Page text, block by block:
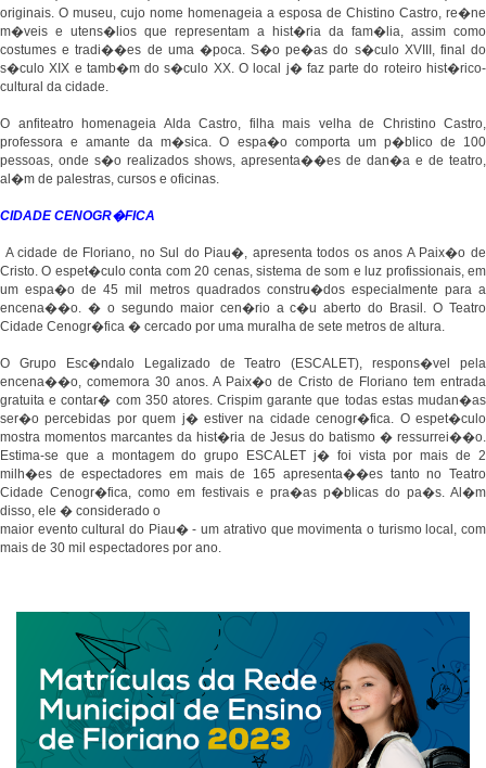
originais. O museu, cujo nome homenageia a esposa de Chistino Castro, re�ne
m�veis e utens�lios que representam a hist�ria da fam�lia, assim como
costumes e tradi��es de uma �poca. S�o pe�as do s�culo XVIII, final do
s�culo XIX e tamb�m do s�culo XX. O local j� faz parte do roteiro hist�rico-
cultural da cidade.
O anfiteatro homenageia Alda Castro, filha mais velha de Christino Castro,
professora e amante da m�sica. O espa�o comporta um p�blico de 100
pessoas, onde s�o realizados shows, apresenta��es de dan�a e de teatro,
al�m de palestras, cursos e oficinas.
CIDADE CENOGR�FICA
A cidade de Floriano, no Sul do Piau�, apresenta todos os anos A Paix�o de
Cristo. O espet�culo conta com 20 cenas, sistema de som e luz profissionais, em
um espa�o de 45 mil metros quadrados constru�dos especialmente para a
encena��o. � o segundo maior cen�rio a c�u aberto do Brasil. O Teatro
Cidade Cenogr�fica � cercado por uma muralha de sete metros de altura.
O Grupo Esc�ndalo Legalizado de Teatro (ESCALET), respons�vel pela
encena��o, comemora 30 anos. A Paix�o de Cristo de Floriano tem entrada
gratuita e contar� com 350 atores. Crispim garante que todas estas mudan�as
ser�o percebidas por quem j� estiver na cidade cenogr�fica. O espet�culo
mostra momentos marcantes da hist�ria de Jesus do batismo � ressurrei��o.
Estima-se que a montagem do grupo ESCALET j� foi vista por mais de 2
milh�es de espectadores em mais de 165 apresenta��es tanto no Teatro
Cidade Cenogr�fica, como em festivais e pra�as p�blicas do pa�s. Al�m
disso, ele � considerado o
maior evento cultural do Piau� - um atrativo que movimenta o turismo local, com
mais de 30 mil espectadores por ano.